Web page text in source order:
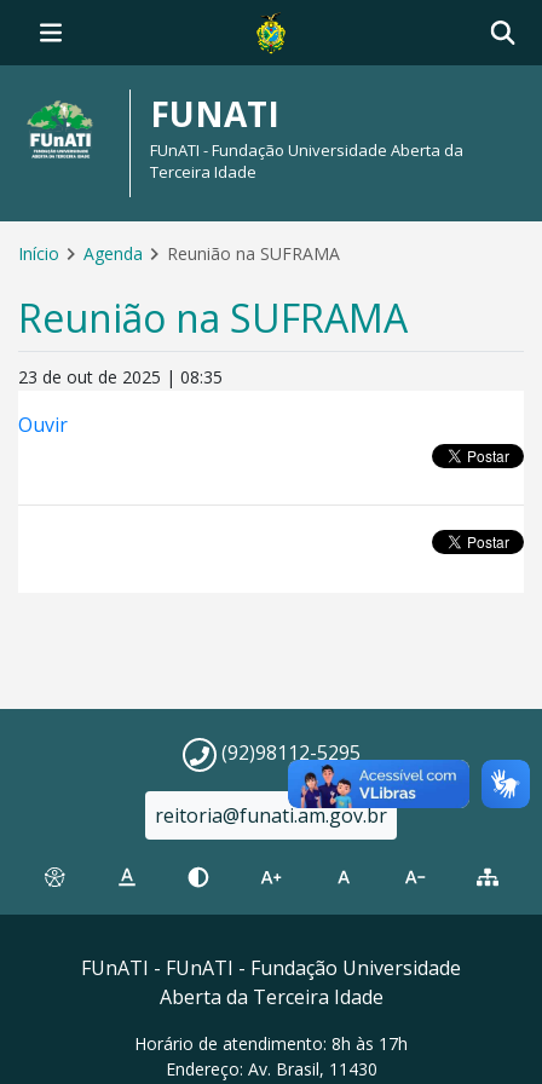
FUNATI
FUnATI - Fundação Universidade Aberta da
Terceira Idade
Início Agenda Reunião na SUFRAMA
Reunião na SUFRAMA
23 de out de 2025 | 08:35
Ouvir
(92)98112-5295
reitoria@funati.am.gov.br
FUnATI - FUnATI - Fundação Universidade
Aberta da Terceira Idade
Horário de atendimento: 8h às 17h
Endereço: Av. Brasil, 11430